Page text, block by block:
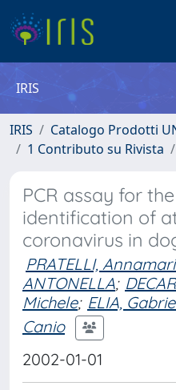
IRIS
IRIS
Catalogo Prodotti
1 Contributo su Rivista
PCR assay for
identification of
coronavirus in
PRATELLI,
ANTONELLA;
Michele; ELIA,
Canio
2002-01-01